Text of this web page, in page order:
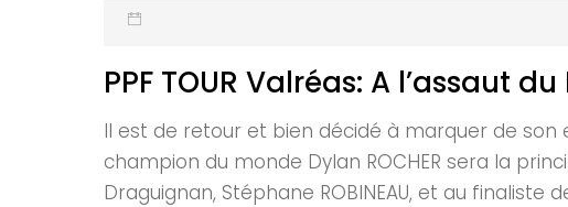
PPF TOUR Valréas: A l’assaut
Il est de retour et bien décidé à marquer de son
champion du monde Dylan ROCHER sera la
Draguignan, Stéphane ROBINEAU, et au finaliste